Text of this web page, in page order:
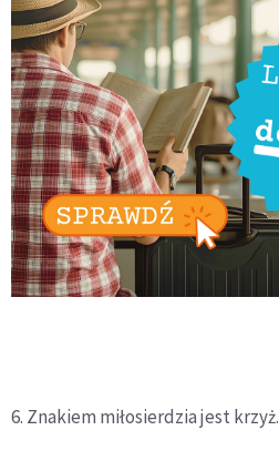
6. Znakiem miłosierdzia jest krzyż.